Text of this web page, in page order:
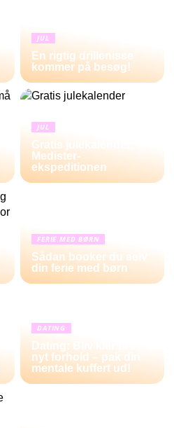
JUL
En rigtig drillenisse
kommer på besøg!
JUL
Gratis julekalender:
Medister-
ekspeditionen
FERIE MED BØRN
Sådan booker du selv
din ferie med børn
DATING
Dating: Bliv klar til et
nyt forhold – pak din
mentale kuffert ud!